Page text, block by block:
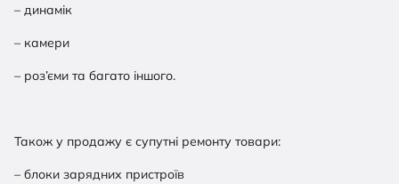
– динамік
– камери
– роз’єми та багато іншого.
Також у продажу є супутні ремонту товари:
– блоки зарядних пристроїв